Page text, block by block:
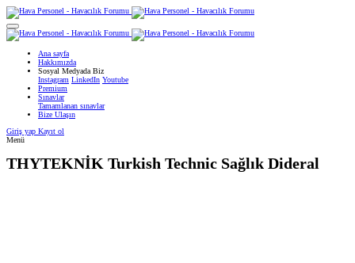
Ana sayfa
Hakkımızda
Sosyal Medyada Biz
Instagram LinkedIn Youtube
Premium
Sınavlar
Tamamlanan sınavlar
Bize Ulaşın
Giriş yap Kayıt ol
Menü
THYTEKNİK Turkish Technic Sağlık Dideral